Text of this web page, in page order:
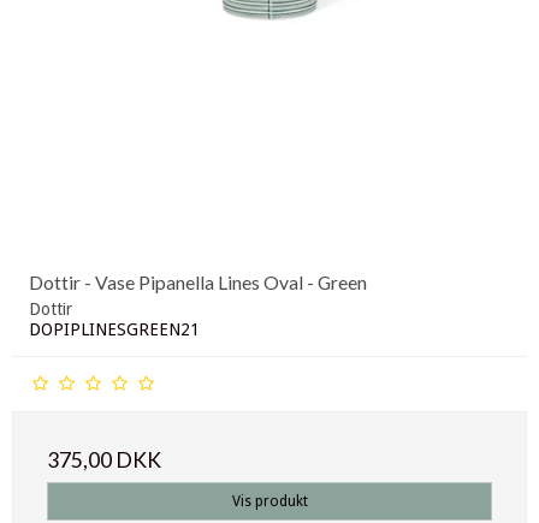
Dottir - Vase Pipanella Lines Oval - Green
Dottir
DOPIPLINESGREEN21
375,00 DKK
Vis produkt